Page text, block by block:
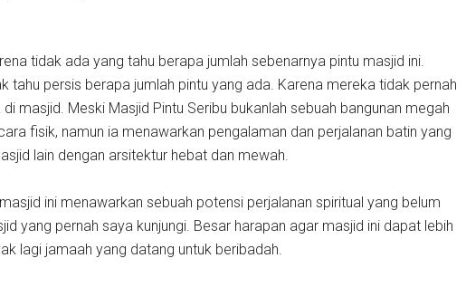
tidak ada yang tahu berapa jumlah sebenarnya pintu masjid ini.
tahu persis berapa jumlah pintu yang ada. Karena mereka tidak pernah
masjid. Meski Masjid Pintu Seribu bukanlah sebuah bangunan megah
fisik, namun ia menawarkan pengalaman dan perjalanan batin yang
lain dengan arsitektur hebat dan mewah.
ini menawarkan sebuah potensi perjalanan spiritual yang belum
yang pernah saya kunjungi. Besar harapan agar masjid ini dapat lebih
lagi jamaah yang datang untuk beribadah.